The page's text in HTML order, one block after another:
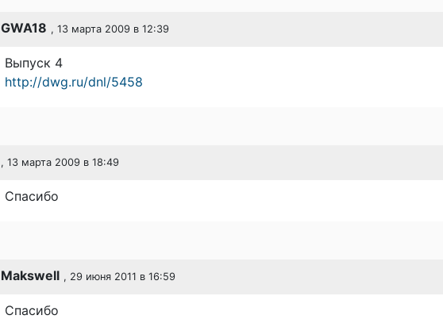
GWA18 , 13 марта 2009 в 12:39
Выпуск 4
http://dwg.ru/dnl/5458
, 13 марта 2009 в 18:49
Спасибо
Makswell , 29 июня 2011 в 16:59
Спасибо